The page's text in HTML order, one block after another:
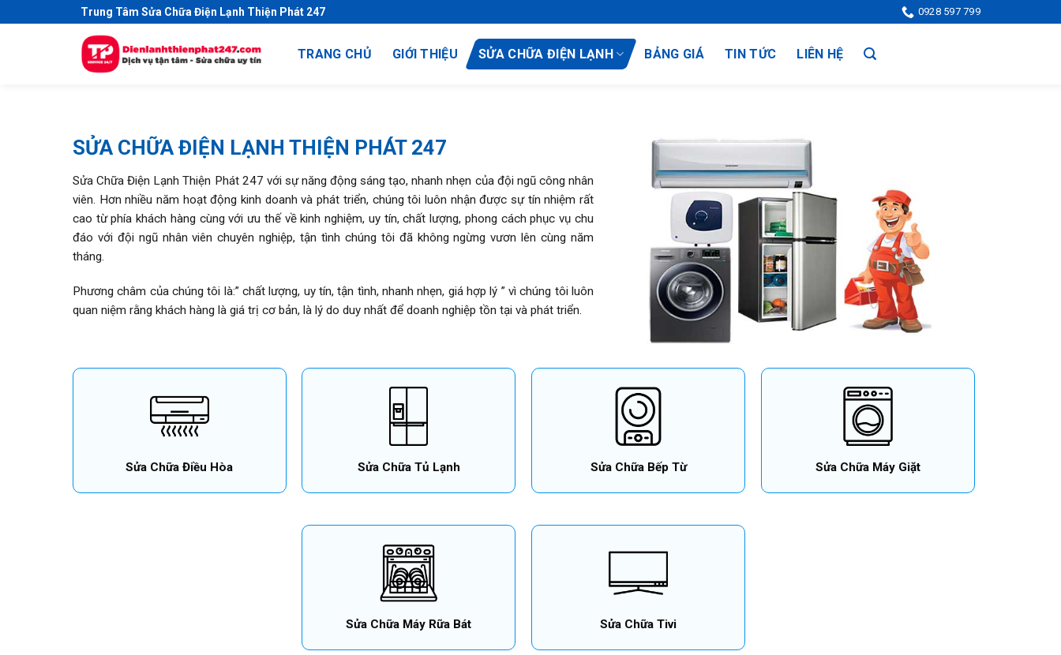
k
Trung Tâm Sửa Chữa Điện Lạnh Thiện Phát 247 0928 597 799
TRANG CHỦ GIỚI THIỆU SỬA CHỮA ĐIỆN LẠNH BẢNG GIÁ TIN TỨC LIÊN HỆ
SỬA CHỮA ĐIỆN LẠNH THIỆN PHÁT 247
Sửa Chữa Điện Lạnh Thiện Phát 247 với sự năng động sáng tạo, nhanh nhẹn của đội ngũ công nhân
viên. Hơn nhiều năm hoạt động kinh doanh và phát triển, chúng tôi luôn nhận được sự tín nhiệm rất
cao từ phía khách hàng cùng với ưu thế về kinh nghiệm, uy tín, chất lượng, phong cách phục vụ chu
đáo với đội ngũ nhân viên chuyên nghiệp, tận tình chúng tôi đã không ngừng vươn lên cùng năm
tháng.
Phương châm của chúng tôi là:” chất lượng, uy tín, tận tình, nhanh nhẹn, giá hợp lý ” vì chúng tôi luôn
quan niệm rằng khách hàng là giá trị cơ bản, là lý do duy nhất để doanh nghiệp tồn tại và phát triển.
Sửa Chữa Điều Hòa Sửa Chữa Tủ Lạnh Sửa Chữa Bếp Từ Sửa Chữa Máy Giặt
Sửa Chữa Máy Rữa Bát Sửa Chữa Tivi